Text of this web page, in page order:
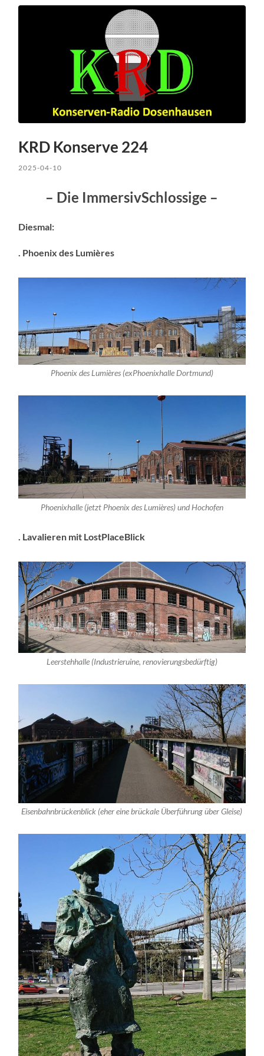
KRD Konserve 224
2025-04-10
– Die ImmersivSchlossige –
Diesmal:
. Phoenix des Lumières
Phoenix des Lumières (exPhoenixhalle Dortmund)
Phoenixhalle (jetzt Phoenix des Lumières) und Hochofen
. Lavalieren mit LostPlaceBlick
Leerstehhalle (Industrieruine, renovierungsbedürftig)
Eisenbahnbrückenblick (eher eine brückale Überführung über Gleise)